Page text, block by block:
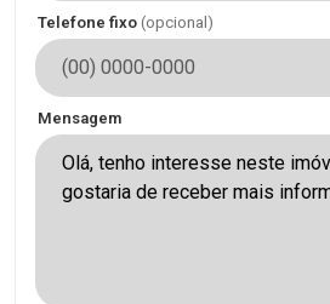
Telefone fixo (opcional)
Mensagem